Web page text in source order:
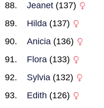
Jeanet (137)
Hilda (137)
Anicia (136)
Flora (133)
Sylvia (132)
Edith (126)